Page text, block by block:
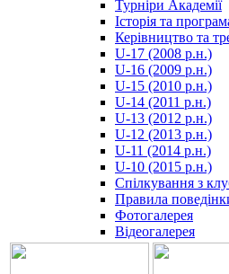
Турніри Академії
Історія та
Керівництво та
U-17 (2008 р.н.)
U-16 (2009 р.н.)
U-15 (2010 р.н.)
U-14 (2011 р.н.)
U-13 (2012 р.н.)
U-12 (2013 р.н.)
U-11 (2014 р.н.)
U-10 (2015 р.н.)
Спілкування з
Правила
Фотогалерея
Відеогалерея